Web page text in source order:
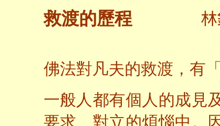
救渡的歷程
佛法對凡夫的救渡，有
一般人都有個人的成見
要求、對立的煩惱中。